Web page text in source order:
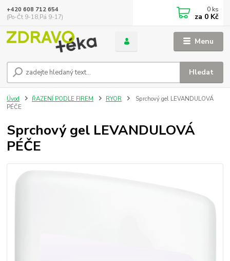
Menu
Hledat
+420 608 712 654
(Po-Čt 9-18,Pá 9-17)
0 ks
za 0 Kč
Úvod ŘAZENÍ PODLE FIREM RYOR
Sprchový gel LEVANDULOVÁ
PÉČE
Sprchový gel LEVANDULOVÁ
PÉČE